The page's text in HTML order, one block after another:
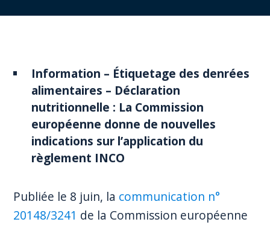
Information – Étiquetage des denrées
alimentaires – Déclaration
nutritionnelle : La Commission
européenne donne de nouvelles
indications sur l’application du
règlement INCO
Publiée le 8 juin, la communication n°
20148/3241 de la Commission européenne